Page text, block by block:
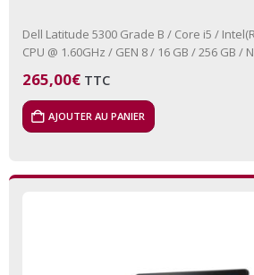
Dell Latitude 5300 Grade B / Core i5 /
265,00€ TTC
AJOUTER AU PANIER